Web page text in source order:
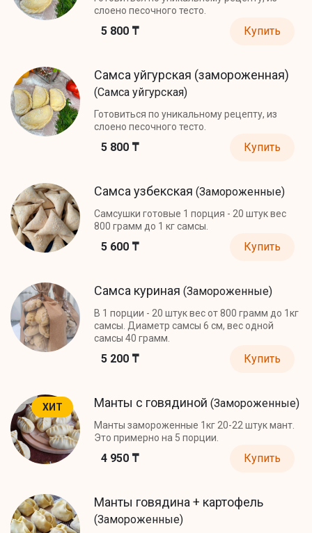
слоено песочного тесто.
5 800 ₸ Купить
Самса уйгурская (замороженная)
(Самса уйгурская)
Готовиться по уникальному рецепту, из
слоено песочного тесто.
5 800 ₸ Купить
Самса узбекская (Замороженные)
Самсушки готовые 1 порция - 20 штук вес
800 грамм до 1 кг самсы.
5 600 ₸ Купить
Самса куриная (Замороженные)
В 1 порции - 20 штук вес от 800 грамм до 1кг
самсы. Диаметр самсы 6 см, вес одной
самсы 40 грамм.
5 200 ₸ Купить
ХИТ Манты с говядиной (Замороженные)
Манты замороженные 1кг 20-22 штук мант.
Это примерно на 5 порции.
4 950 ₸ Купить
Манты говядина + картофель
(Замороженные)